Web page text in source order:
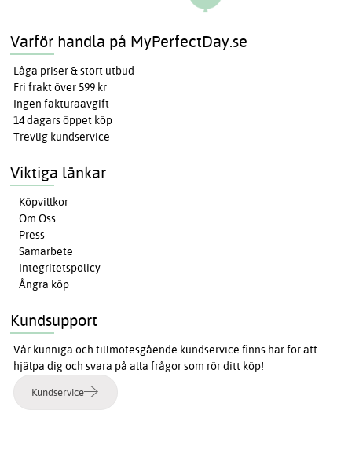
Varför handla på MyPerfectDay.se
Låga priser & stort utbud
Fri frakt över 599 kr
Ingen fakturaavgift
14 dagars öppet köp
Trevlig kundservice
Viktiga länkar
Köpvillkor
Om Oss
Press
Samarbete
Integritetspolicy
Ångra köp
Kundsupport
Vår kunniga och tillmötesgående kundservice finns här för att
hjälpa dig och svara på alla frågor som rör ditt köp!
Kundservice